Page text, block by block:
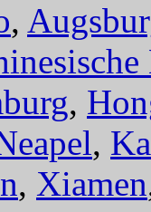
,
,
,
, Xiamen